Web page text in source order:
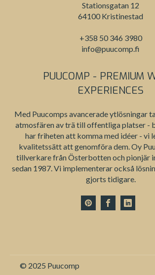
Stationsgatan 12
64100 Kristinestad
+358 50 346 3980
info@puucomp.fi
PUUCOMP - PREMIUM
EXPERIENCES
Med Puucomps avancerade ytlösningar
atmosfären av trä till offentliga platser -
har friheten att komma med idéer - vi
kvalitetssätt att genomföra dem. Oy
tillverkare från Österbotten och pionjär
sedan 1987. Vi implementerar också
gjorts tidigare.
© 2025 Puucomp